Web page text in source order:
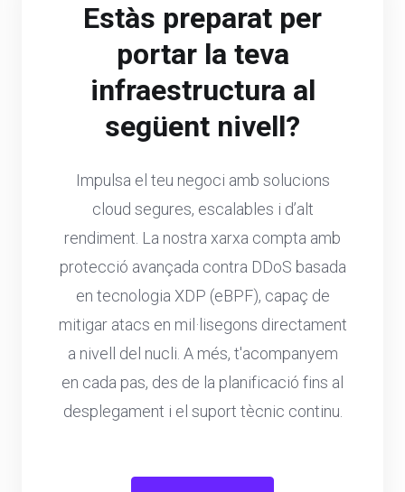
Estàs preparat per
portar la teva
infraestructura al
següent nivell?
Impulsa el teu negoci amb solucions
cloud segures, escalables i d’alt
rendiment. La nostra xarxa compta amb
protecció avançada contra DDoS basada
en tecnologia XDP (eBPF), capaç de
mitigar atacs en mil·lisegons directament
a nivell del nucli. A més, t'acompanyem
en cada pas, des de la planificació fins al
desplegament i el suport tècnic continu.